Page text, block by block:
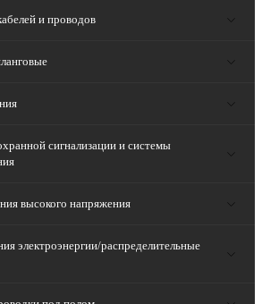
и проводов
сигнализации и системы
высокого напряжения
электроэнергии/распределительные